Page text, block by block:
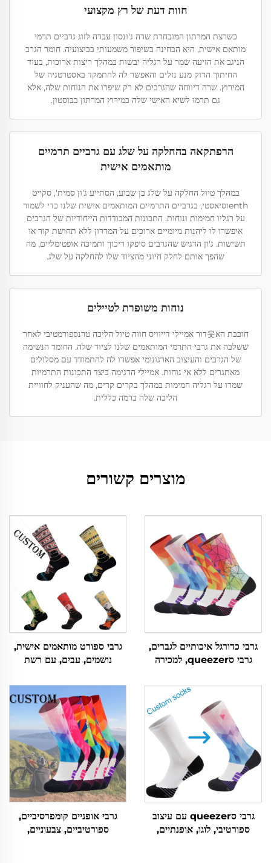
חוות דעת של רץ מקצועי
כשרצת המרתון המובחרת שרה ג'ונסון עברה לזוג גרביים תרמי
מותאם אישית, היא הבחינה בשיפור משמעותי בביצועיה. חומר הגרב
הניגב את הזיעה שמר על רגליה יבשות במהלך ריצות ארוכות, בעוד
החיתוך הדוק מנע נזלים והאפשר לה להתמקד באסטרטגיה של
המירוץ. שרה דיווחה שהגרבים לא רק שיפרו את הנוחות שלה, אלא
גם תרמו לשיא האישי שלה במירוץ המרתון בבוסטון.
הרפתקאה בהחלקה על שלג עם גרביים תרמיים
מותאמים אישית
במהלך טיול החלקה על שלג בן שבוע, הסתייע ג'ון סמית', סקייט
enthוסיאסטי, בגרביים התרמיים המותאמים אישית שלנו כדי לשמור
על רגליו חמימות ונוחות. התכונות המבודדות הייחודיות של הגרבים
איפשרו לו ליהנות מיומיים ארוכים על המדרון ללא תחושת קור או
תשישות. ג'ון הדגיש שהגרבים סיפקו ריכוך ותמיכה אופטימליים, מה
שהפך אותם לחלק חיוני מהציוד שלו להחלקה על שלג.
נוחות משופרת לטיילים
חובבת הא웃דור אמיילי דייוויס חווה טיול הליכה טרנספורמטיבי לאחר
ששלבה את גרבי התרמי המותאמים שלנו לציוד שלה. החומר הנשימה
של הגרבים והעיצוב הארגונומי אפשרו לה להתמודד עם מסלולים
מאתגרים ללא אי נוחות. אמיילי הדגימה כיצד התכונות התרמיות
שמרו על רגליה חמימות במהלך בקרים קרים, מה שהעניק לחוויית
הליכה שלה ברמה כללית.
מוצרים קשורים
גרבי כדורגל איכותיים לגברים,
גרבי סqueezer, למכירה
גרבי ספורט מותאמים אישית,
נושמים, עבים, עם רשת
גרבי סqueezer עם עיצוב
ספורטיבי, לוגו, אופנתיים,
גרבי אופניים קומפרסיביים,
ספורטיביים, צבעוניים,